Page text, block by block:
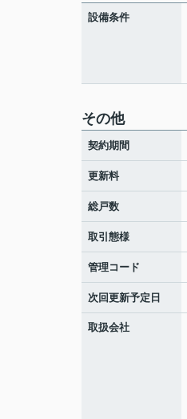
設備条件
その他
契約期間
更新料
総戸数
取引態様
管理コード
次回更新予定日
取扱会社